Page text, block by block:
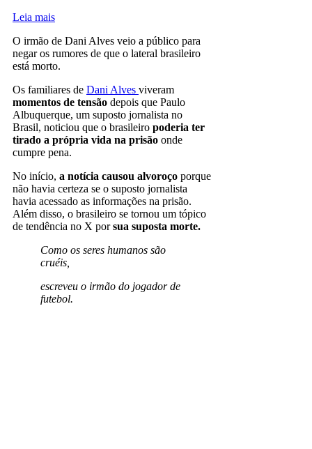
Leia mais
O irmão de Dani Alves veio a público para
negar os rumores de que o lateral brasileiro
está morto.
Os familiares de Dani Alves viveram
momentos de tensão depois que Paulo
Albuquerque, um suposto jornalista no
Brasil, noticiou que o brasileiro poderia ter
tirado a própria vida na prisão onde
cumpre pena.
No início, a notícia causou alvoroço porque
não havia certeza se o suposto jornalista
havia acessado as informações na prisão.
Além disso, o brasileiro se tornou um tópico
de tendência no X porsua suposta morte.
Como os seres humanos são
cruéis,
escreveu o irmão do jogador de
futebol.